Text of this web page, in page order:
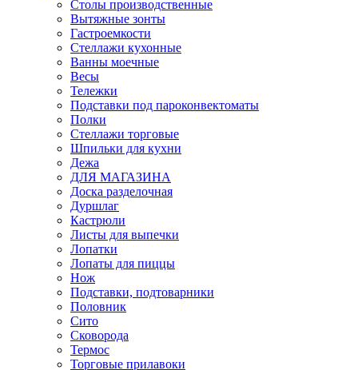
Столы производственные
Вытяжные зонты
Гастроемкости
Стеллажи кухонные
Ванны моечные
Весы
Тележки
Подставки под пароконвектоматы
Полки
Стеллажи торговые
Шпильки для кухни
Дежа
ДЛЯ МАГАЗИНА
Доска разделочная
Дуршлаг
Кастрюли
Листы для выпечки
Лопатки
Лопаты для пиццы
Нож
Подставки, подтоварники
Половник
Сито
Сковорода
Термос
Торговые прилавоки